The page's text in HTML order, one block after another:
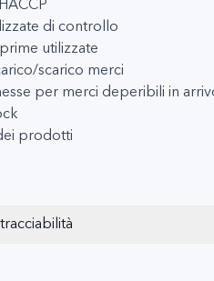
di controllo
utilizzate
scarico merci
per merci deperibili in
prodotti